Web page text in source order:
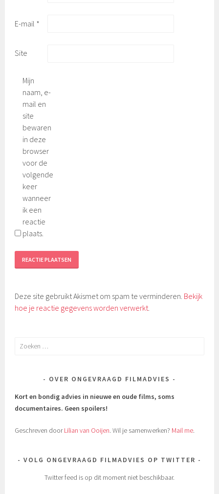
E-mail *
Site
Mijn
naam, e-
mail en
site
bewaren
in deze
browser
voor de
volgende
keer
wanneer
ik een
reactie
plaats.
Deze site gebruikt Akismet om spam te verminderen. Bekijk
hoe je reactie gegevens worden verwerkt
Zoeken
OVER ONGEVRAAGD FILMADVIES
Kort en bondig advies in nieuwe en oude films, soms
documentaires. Geen spoilers!
Geschreven doorLilian van Ooijen. Wil je samenwerken? Mail me.
VOLG ONGEVRAAGD FILMADVIES OP TWITTER
Twitter feed is op dit moment niet beschikbaar.